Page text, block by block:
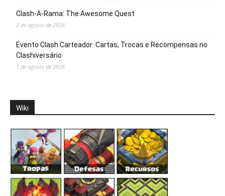
Clash-A-Rama: The Awesome Quest
2 de agosto de 2026
Evento Clash Carteador: Cartas, Trocas e Recompensas no
Clashiversário
1 de agosto de 2026
Wiki